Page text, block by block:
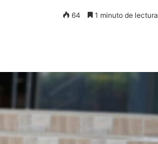
64 1 minuto de lectura